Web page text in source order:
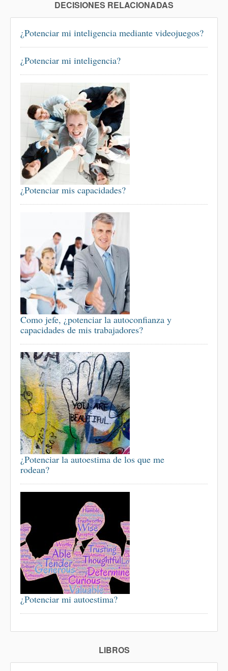
DECISIONES RELACIONADAS
¿Potenciar mi inteligencia mediante videojuegos?
¿Potenciar mi inteligencia?
¿Potenciar mis capacidades?
Como jefe, ¿potenciar la autoconfianza y
capacidades de mis trabajadores?
¿Potenciar la autoestima de los que me
rodean?
¿Potenciar mi autoestima?
LIBROS